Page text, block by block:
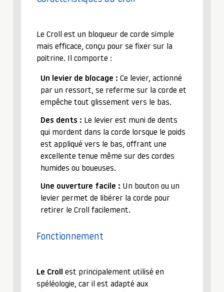
Le Croll est un bloqueur de corde simple
mais efficace, conçu pour se fixer sur la
poitrine. Il comporte :
Un levier de blocage : Ce levier, actionné
par un ressort, se referme sur la corde et
empêche tout glissement vers le bas.
Des dents : Le levier est muni de dents
qui mordent dans la corde lorsque le poids
est appliqué vers le bas, offrant une
excellente tenue même sur des cordes
humides ou boueuses.
Une ouverture facile : Un bouton ou un
levier permet de libérer la corde pour
retirer le Croll facilement.
Fonctionnement
Le Croll est principalement utilisé en
spéléologie, car il est adapté aux